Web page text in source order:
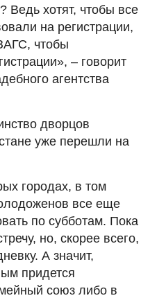
Ведь хотят, чтобы все
на регистрации,
чтобы
– говорит
агентства
дворцов
уже перешли на
городах, в том
все еще
по субботам. Пока
но, скорее всего,
А значит,
придется
союз либо в